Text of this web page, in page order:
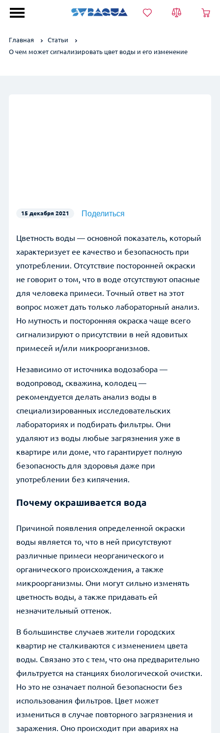
Компактные
Системы VKX
Системы NKX
Для обезжелезивателей
Для умягчителей
Для многофункциональных
Контакты
Статьи
Новости
Главная
Статьи
О чем может сигнализировать цвет воды и его изменение
15 декабря 2021 Поделиться
WhatsApp
Facebook
ВКонтакте
Twitter
Цветность воды — основной показатель, который
характеризует ее качество и безопасность при
употреблении. Отсутствие посторонней окраски
не говорит о том, что в воде отсутствуют опасные
для человека примеси. Точный ответ на этот
вопрос может дать только лабораторный анализ.
Но мутность и посторонняя окраска чаще всего
сигнализируют о присутствии в ней ядовитых
примесей и/или микроорганизмов.
Независимо от источника водозабора —
водопровод, скважина, колодец —
рекомендуется делать анализ воды в
специализированных исследовательских
лабораториях и подбирать фильтры. Они
удаляют из воды любые загрязнения уже в
квартире или доме, что гарантирует полную
безопасность для здоровья даже при
употреблении без кипячения.
Почему окрашивается вода
Причиной появления определенной окраски
воды является то, что в ней присутствуют
различные примеси неорганического и
органического происхождения, а также
микроорганизмы. Они могут сильно изменять
цветность воды, а также придавать ей
незначительный оттенок.
В большинстве случаев жители городских
квартир не сталкиваются с изменением цвета
воды. Связано это с тем, что она предварительно
фильтруется на станциях биологической очистки.
Но это не означает полной безопасности без
использования фильтров. Цвет может
измениться в случае повторного загрязнения и
заражения. Оно происходит при авариях на
Возникли вопросы? Получите ответ
от нашего специалиста!
Имя*
Отправить заявку
Нажимая на кнопку, вы даёте согласие на обработку и защиту
данных